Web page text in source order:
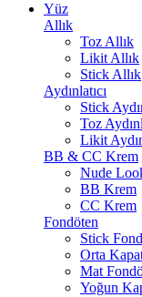
Yüz
Allık
Toz Allık
Likit Allık
Stick Allık
Aydınlatıcı
Stick
Toz
Likit
BB & CC Krem
Nude
BB Krem
CC Krem
Fondöten
Stick
Orta
Mat
Yoğun